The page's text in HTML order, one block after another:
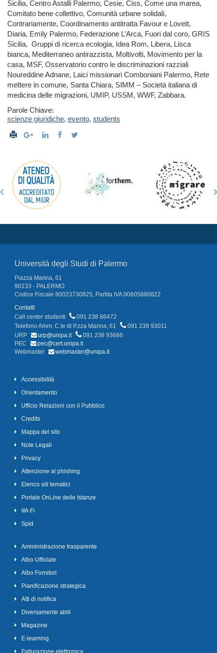
Sicilia, Centro Astalli Palermo, Cesie, Ciss, Come una marea,
Comitato bene collettivo, Comunità urbane solidali,
Contrariamente, Coordinamento antitratta Favour e Lovett,
Diaria, Emily Palermo, Federazione L’Arca, Fuori dal coro, GRIS
Sicilia, Gruppi di ricerca ecologia, Idea Rom, Libera, Lisca
bianca, Mediterraneo antirazzista, Moltivolti, Movimento per la
casa, MSF, Osservatorio contro le discriminazioni razziali
Noureddine Adnane, Laici missionari Comboniani Palermo, Rete
mettere in comune, Santa Chiara, SIMM – Società italiana di
medicina delle migrazioni, UMIP, USSM, WWF, Zabbara.
Parole Chiave:
scienze giuridiche, evento, students
Università degli Studi di Palermo
Piazza Marina, 61
90133 - PALERMO
Codice Fiscale 80023730825, Partita IVA 00605880822
Contatti
Call center studenti
091 238 86472
Telefono Amm. C.le di P.zza Marina, 61
091 238 93011
URP
urp@unipa.it
091 238 93666
PEC
pec@cert.unipa.it
Webmaster
webmaster@unipa.it
Accessibilità
Orientamento
Ufficio Relazioni con il Pubblico
Credits
Mappa del sito
Note Legali
Privacy
Attenzione al phishing
Elenco siti tematici
Portale OnLine delle Istanze
Wi-Fi
Spid
Amministrazione trasparente
Albo Ufficiale
Albo Fornitori
Pianificazione strategica
Atti di notifica
Diversamente abili
Magazine
E-learning